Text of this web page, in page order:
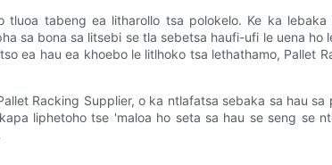
tabeng ea litharollo tsa polokelo. Ke ka
sa bona sa litsebi se tla sebetsa haufi-ufi le uena
ea hau ea khoebo le litlhoko tsa lethathamo, Pallet
Racking Supplier, o ka ntlafatsa sebaka sa hau
liphetoho tse 'maloa ho seta sa hau se seng se